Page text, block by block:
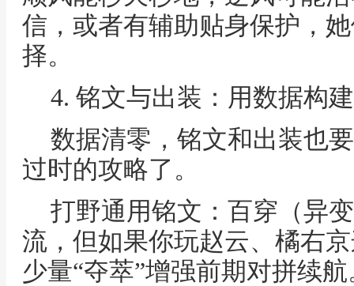
信，或者有辅助贴身保护，
择。
4. 铭文与出装：用数据构
数据清零，铭文和出装也
过时的攻略了。
打野通用铭文：百穿（异
流，但如果你玩赵云、橘右
少量“夺萃”增强前期对拼续